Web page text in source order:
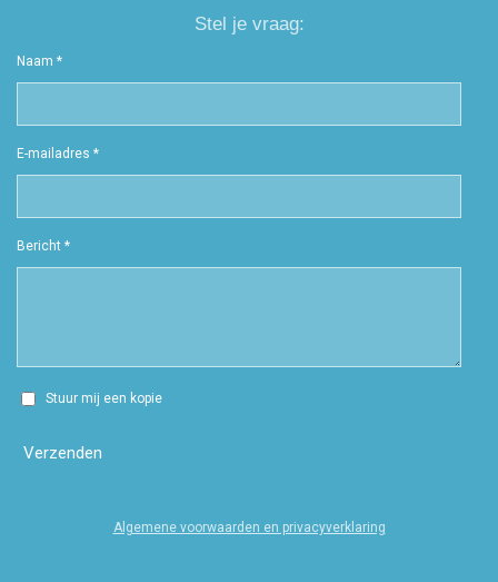
Stel je vraag:
Naam *
E-mailadres *
Bericht *
Stuur mij een kopie
Verzenden
Algemene voorwaarden en privacyverklaring